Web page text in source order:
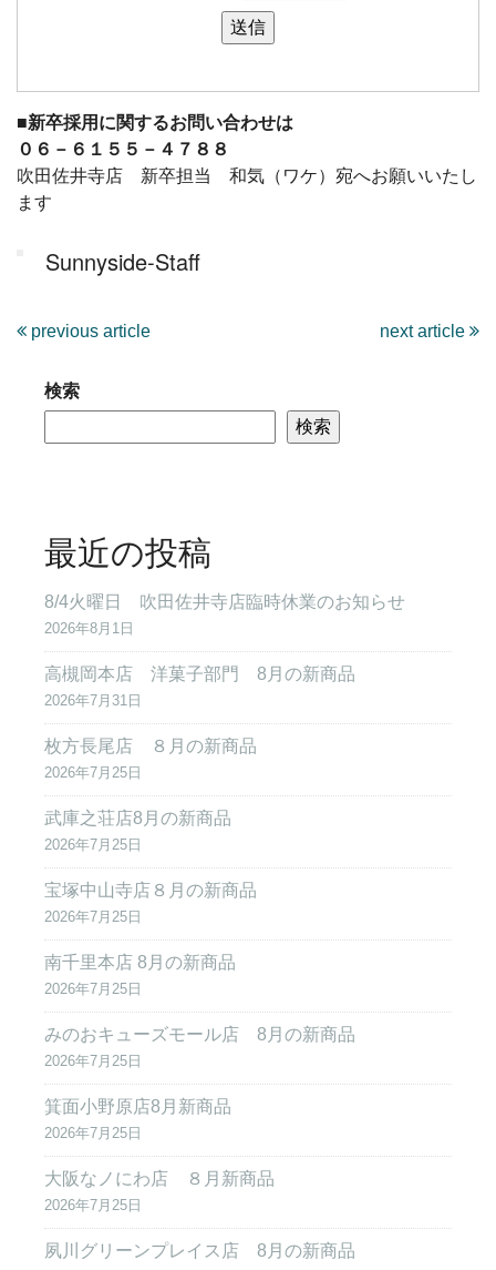
■新卒採用に関するお問い合わせは
０６－６１５５－４７８８
吹田佐井寺店 新卒担当 和気（ワケ）宛へお願いいたし
ます
Sunnyside-Staff
previous article next article
検索
検索
最近の投稿
8/4火曜日 吹田佐井寺店臨時休業のお知らせ
2026年8月1日
高槻岡本店 洋菓子部門 8月の新商品
2026年7月31日
枚方長尾店 ８月の新商品
2026年7月25日
武庫之荘店8月の新商品
2026年7月25日
宝塚中山寺店８月の新商品
2026年7月25日
南千里本店 8月の新商品
2026年7月25日
みのおキューズモール店 8月の新商品
2026年7月25日
箕面小野原店8月新商品
2026年7月25日
大阪なノにわ店 ８月新商品
2026年7月25日
夙川グリーンプレイス店 8月の新商品